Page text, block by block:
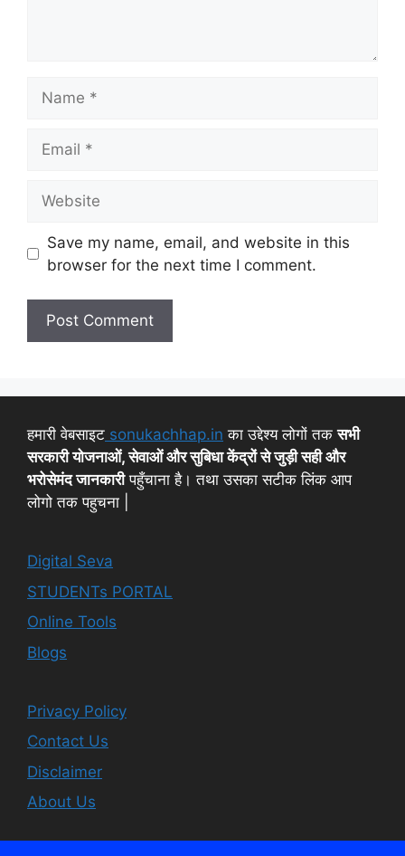
Save my name, email, and website in this
browser for the next time I comment.
हमारी वेबसाइट sonukachhap.in का उद्देश्य लोगों तकसभी
सरकारी योजनाओं, सेवाओं और सुबिधा केंद्रों से जुड़ी सही और
भरोसेमंद जानकारीपहुँचाना है। तथा उसका सटीक लिंक आप
लोगो तक पहुचना |
Digital Seva
STUDENTs PORTAL
Online Tools
Blogs
Privacy Policy
Contact Us
Disclaimer
About Us